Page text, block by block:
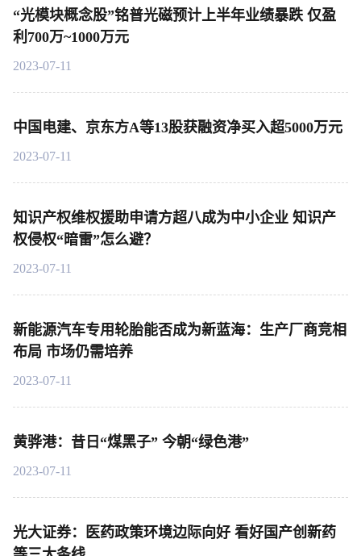
“光模块概念股”铭普光磁预计上半年业绩暴跌 仅盈
利700万~1000万元
2023-07-11
中国电建、京东方A等13股获融资净买入超5000万元
2023-07-11
知识产权维权援助申请方超八成为中小企业 知识产
权侵权“暗雷”怎么避？
2023-07-11
新能源汽车专用轮胎能否成为新蓝海：生产厂商竞相
布局 市场仍需培养
2023-07-11
黄骅港：昔日“煤黑子” 今朝“绿色港”
2023-07-11
光大证券：医药政策环境边际向好 看好国产创新药